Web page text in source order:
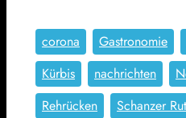
corona Gastronomie
Kürbis
nachrichten
Rehrücken
Schanzer